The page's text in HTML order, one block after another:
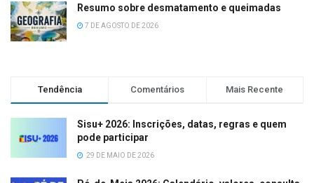
Resumo sobre desmatamento e queimadas
7 DE AGOSTO DE 2026
Tendência Comentários Mais Recente
Sisu+ 2026: Inscrições, datas, regras e quem
pode participar
29 DE MAIO DE 2026